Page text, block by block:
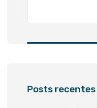
Posts recentes